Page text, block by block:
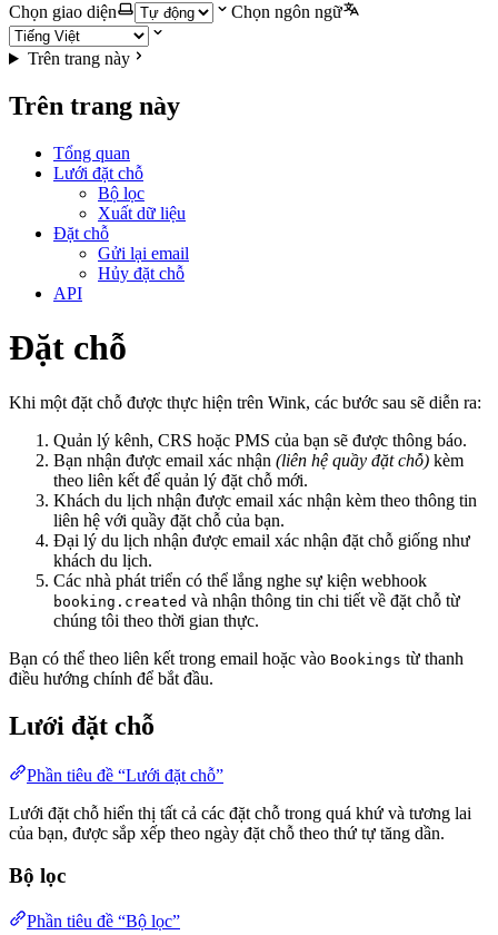
Chọn giao diện
Chọn ngôn ngữ
Trên trang này
Trên trang này
Tổng quan
Lưới đặt chỗ
Bộ lọc
Xuất dữ liệu
Đặt chỗ
Gửi lại email
Hủy đặt chỗ
API
Đặt chỗ
Khi một đặt chỗ được thực hiện trên Wink, các bước sau sẽ diễn ra:
Quản lý kênh, CRS hoặc PMS của bạn sẽ được thông báo.
Bạn nhận được email xác nhận (liên hệ quầy đặt chỗ) kèm
theo liên kết để quản lý đặt chỗ mới.
Khách du lịch nhận được email xác nhận kèm theo thông tin
liên hệ với quầy đặt chỗ của bạn.
Đại lý du lịch nhận được email xác nhận đặt chỗ giống như
khách du lịch.
Các nhà phát triển có thể lắng nghe sự kiện webhook
booking.created và nhận thông tin chi tiết về đặt chỗ từ
chúng tôi theo thời gian thực.
Bạn có thể theo liên kết trong email hoặc vào Bookings từ thanh
điều hướng chính để bắt đầu.
Lưới đặt chỗ
Phần tiêu đề “Lưới đặt chỗ”
Lưới đặt chỗ hiển thị tất cả các đặt chỗ trong quá khứ và tương lai
của bạn, được sắp xếp theo ngày đặt chỗ theo thứ tự tăng dần.
Bộ lọc
Phần tiêu đề “Bộ lọc”